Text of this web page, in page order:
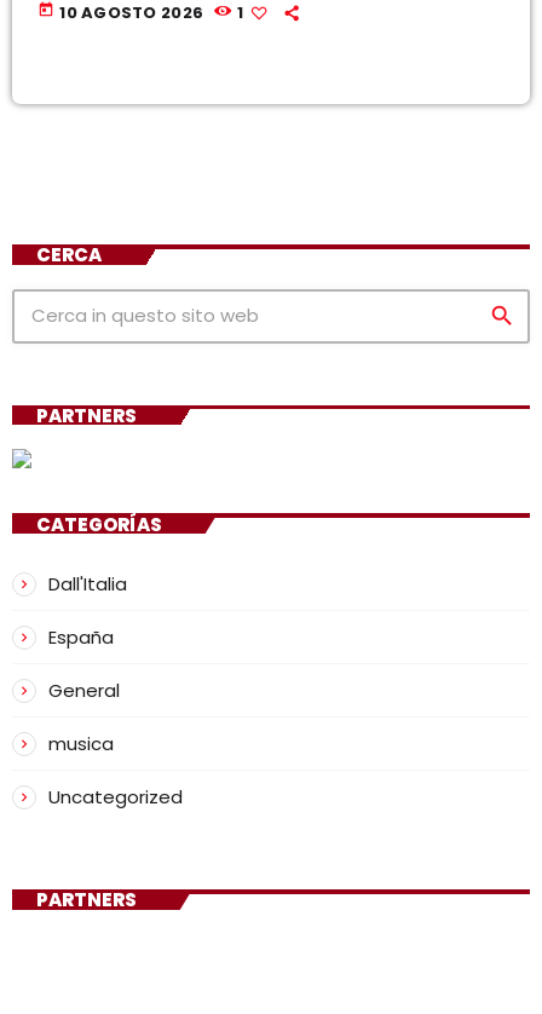
today 10 AGOSTO 2026 1
CERCA
search
PARTNERS
CATEGORÍAS
Dall'Italia
España
General
musica
Uncategorized
PARTNERS